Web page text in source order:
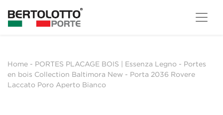
Home - PORTES PLACAGE BOIS | Essenza Legno - Portes
en bois Collection Baltimora New - Porta 2036 Rovere
Laccato Poro Aperto Bianco